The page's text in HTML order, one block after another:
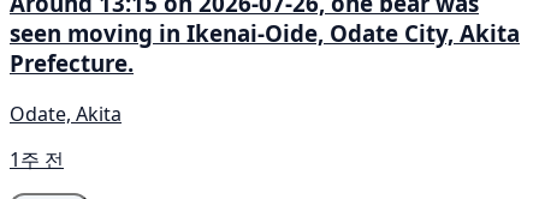
seen moving in Ikenai-Oide, Odate City, Akita
Prefecture.
Odate, Akita
1주 전